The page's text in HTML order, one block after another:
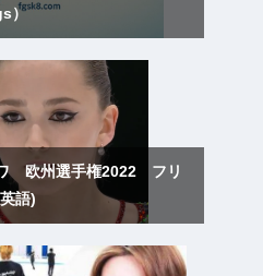
）
欧州選手権2022 フリ
語)